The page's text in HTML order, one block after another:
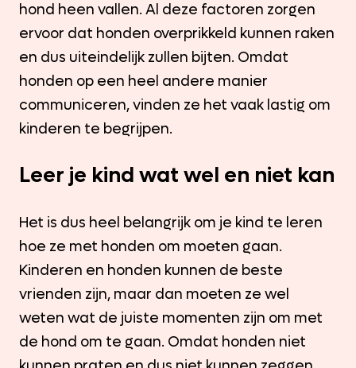
hond heen vallen. Al deze factoren zorgen
ervoor dat honden overprikkeld kunnen raken
en dus uiteindelijk zullen bijten. Omdat
honden op een heel andere manier
communiceren, vinden ze het vaak lastig om
kinderen te begrijpen.
Leer je kind wat wel en niet kan
Het is dus heel belangrijk om je kind te leren
hoe ze met honden om moeten gaan.
Kinderen en honden kunnen de beste
vrienden zijn, maar dan moeten ze wel
weten wat de juiste momenten zijn om met
de hond om te gaan. Omdat honden niet